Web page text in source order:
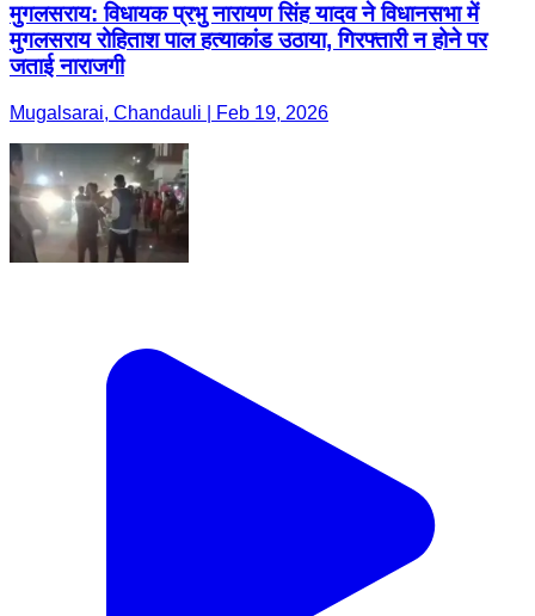
मुगलसराय: विधायक प्रभु नारायण सिंह यादव ने विधानसभा में
मुगलसराय रोहिताश पाल हत्याकांड उठाया, गिरफ्तारी न होने पर
जताई नाराजगी
Mugalsarai, Chandauli | Feb 19, 2026